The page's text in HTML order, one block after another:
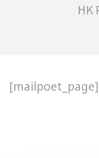
HK
[mailpoet_page]